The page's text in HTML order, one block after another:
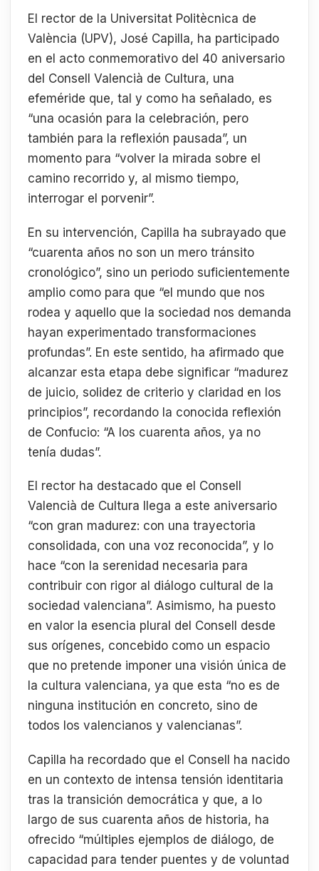
El rector de la Universitat Politècnica de
València (UPV), José Capilla, ha participado
en el acto conmemorativo del 40 aniversario
del Consell Valencià de Cultura, una
efeméride que, tal y como ha señalado, es
“una ocasión para la celebración, pero
también para la reflexión pausada”, un
momento para “volver la mirada sobre el
camino recorrido y, al mismo tiempo,
interrogar el porvenir”.
En su intervención, Capilla ha subrayado que
“cuarenta años no son un mero tránsito
cronológico”, sino un periodo suficientemente
amplio como para que “el mundo que nos
rodea y aquello que la sociedad nos demanda
hayan experimentado transformaciones
profundas”. En este sentido, ha afirmado que
alcanzar esta etapa debe significar “madurez
de juicio, solidez de criterio y claridad en los
principios”, recordando la conocida reflexión
de Confucio: “A los cuarenta años, ya no
tenía dudas”.
El rector ha destacado que el Consell
Valencià de Cultura llega a este aniversario
“con gran madurez: con una trayectoria
consolidada, con una voz reconocida”, y lo
hace “con la serenidad necesaria para
contribuir con rigor al diálogo cultural de la
sociedad valenciana”. Asimismo, ha puesto
en valor la esencia plural del Consell desde
sus orígenes, concebido como un espacio
que no pretende imponer una visión única de
la cultura valenciana, ya que esta “no es de
ninguna institución en concreto, sino de
todos los valencianos y valencianas”.
Capilla ha recordado que el Consell ha nacido
en un contexto de intensa tensión identitaria
tras la transición democrática y que, a lo
largo de sus cuarenta años de historia, ha
ofrecido “múltiples ejemplos de diálogo, de
capacidad para tender puentes y de voluntad